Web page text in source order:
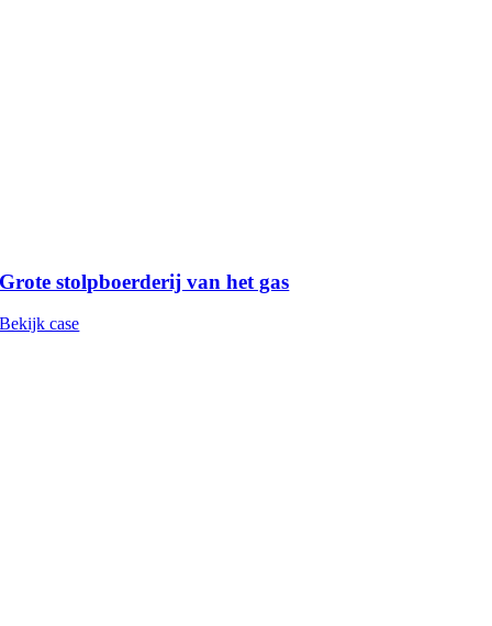
Grote stolpboerderij van het gas
Bekijk case